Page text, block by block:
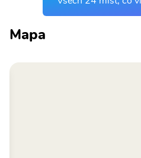
Mapa